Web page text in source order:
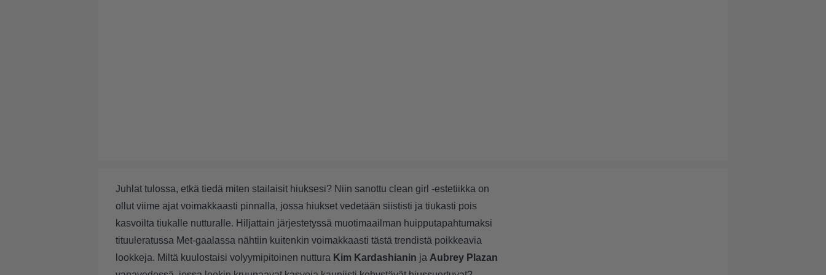
Juhlat tulossa, etkä tiedä miten stailaisit hiuksesi? Niin sanottu clean girl -estetiikka on
ollut viime ajat voimakkaasti pinnalla, jossa hiukset vedetään siististi ja tiukasti pois
kasvoilta tiukalle nutturalle. Hiljattain järjestetyssä muotimaailman huipputapahtumaksi
tituuleratussa Met-gaalassa nähtiin kuitenkin voimakkaasti tästä trendistä poikkeavia
lookkeja. Miltä kuulostaisi volyymipitoinen nuttura Kim Kardashianin ja Aubrey Plazan